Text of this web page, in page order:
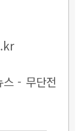
- 무단전